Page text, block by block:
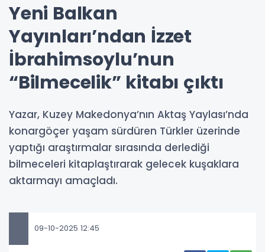
Yeni Balkan
Yayınları’ndan İzzet
İbrahimsoylu’nun
“Bilmecelik” kitabı çıktı
Yazar, Kuzey Makedonya’nın Aktaş Yaylası’nda
konargöçer yaşam sürdüren Türkler üzerinde
yaptığı araştırmalar sırasında derlediği
bilmeceleri kitaplaştırarak gelecek kuşaklara
aktarmayı amaçladı.
09-10-2025 12:45